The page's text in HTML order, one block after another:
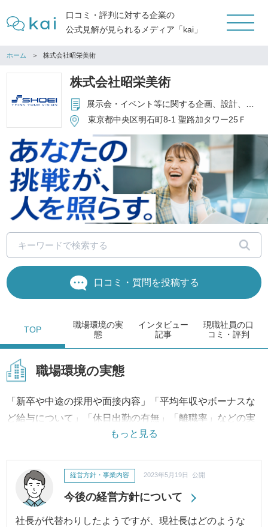
口コミ・評判に対する企業の
公式見解が見られるメディア「kai」
ホーム 株式会社昭栄美術
株式会社昭栄美術
展示会・イベント等に関する企画、設計、製作、施工および運営
東京都中央区明石町8-1 聖路加タワー25Ｆ
口コミ・質問を投稿する
TOP
職場環境の実
態
インタビュー
記事
現職社員の口
コミ・評判
職場環境の実態
「新卒や中途の採用や面接内容」「平均年収やボーナスな
ど給与について」「休日出勤の有無」「離職率」などの実
制度」などの制度の状況は？
など職場環境の評判・口コミに対して、実際の制度から改
善への取り組み、結果に至るまで継続してご報告・ご紹介
いたします。
もっと見る
今後の経営方針について
経営方針・事業内容 2023年5月19日 公開
社長が代替わりしたようですが、現社長はどのような